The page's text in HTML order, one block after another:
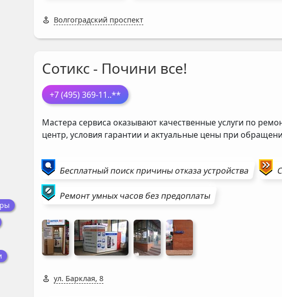
Волгоградский проспект
Сотикс - Почини все!
+7 (495) 369-11..**
Мастера сервиса оказывают качественные услуги по
центр, условия гарантии и актуальные цены при
Бесплатный поиск причины отказа устройства
Ремонтумных часовбез предоплаты
ул. Барклая, 8